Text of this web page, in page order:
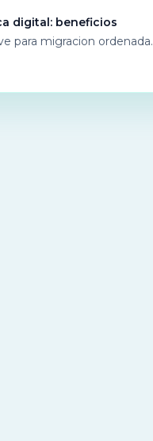
digital: beneficios
para migracion ordenada.